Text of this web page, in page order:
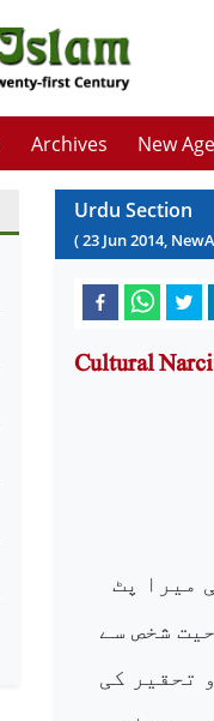
Archives New
Urdu Section
(23 Jun2014,
میرا پٹ
شخص سے
تحقیر کی